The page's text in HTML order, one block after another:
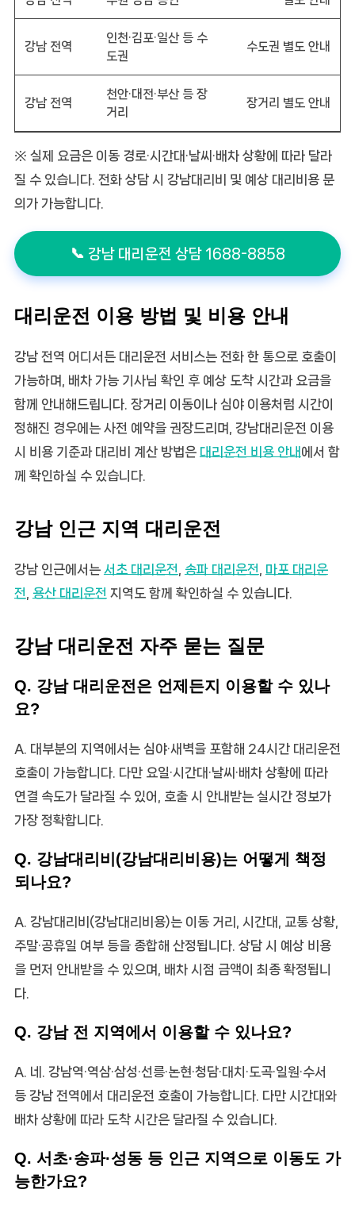
강남 전역
인천·김포·일산 등 수
도권
수도권 별도 안내
강남 전역
천안·대전·부산 등 장
거리
장거리 별도 안내
※ 실제 요금은 이동 경로·시간대·날씨·배차 상황에 따라 달라
질 수 있습니다. 전화 상담 시 강남대리비 및 예상 대리비용문
의가 가능합니다.
📞 강남 대리운전 상담 1688-8858
대리운전 이용 방법 및 비용 안내
강남 전역 어디서든 대리운전 서비스는 전화 한 통으로 호출이
가능하며, 배차 가능 기사님 확인 후 예상 도착 시간과 요금을
함께 안내해드립니다. 장거리 이동이나 심야 이용처럼 시간이
정해진 경우에는 사전 예약을 권장드리며, 강남대리운전 이용
시 비용 기준과 대리비 계산 방법은 대리운전 비용 안내 에서 함
께 확인하실 수 있습니다.
강남 인근 지역 대리운전
강남 인근에서는 서초 대리운전 송파 대리운전
마포 대리운
전
용산 대리운전 지역도 함께 확인하실 수 있습니다.
강남 대리운전 자주 묻는 질문
Q. 강남 대리운전은 언제든지 이용할 수 있나
요?
A. 대부분의 지역에서는 심야·새벽을 포함해 24시간 대리운전
호출이 가능합니다. 다만 요일·시간대·날씨·배차 상황에 따라
연결 속도가 달라질 수 있어, 호출 시 안내받는 실시간 정보가
가장 정확합니다.
Q. 강남대리비(강남대리비용)는 어떻게 책정
되나요?
A. 강남대리비(강남대리비용)는 이동 거리, 시간대, 교통 상황,
주말·공휴일 여부 등을 종합해 산정됩니다. 상담 시 예상 비용
을 먼저 안내받을 수 있으며, 배차 시점 금액이 최종 확정됩니
다.
Q. 강남 전 지역에서 이용할 수 있나요?
A. 네. 강남역·역삼·삼성·선릉·논현·청담·대치·도곡·일원·수서
등 강남 전역에서 대리운전 호출이 가능합니다. 다만 시간대와
배차 상황에 따라 도착 시간은 달라질 수 있습니다.
Q. 서초·송파·성동 등 인근 지역으로 이동도 가
능한가요?